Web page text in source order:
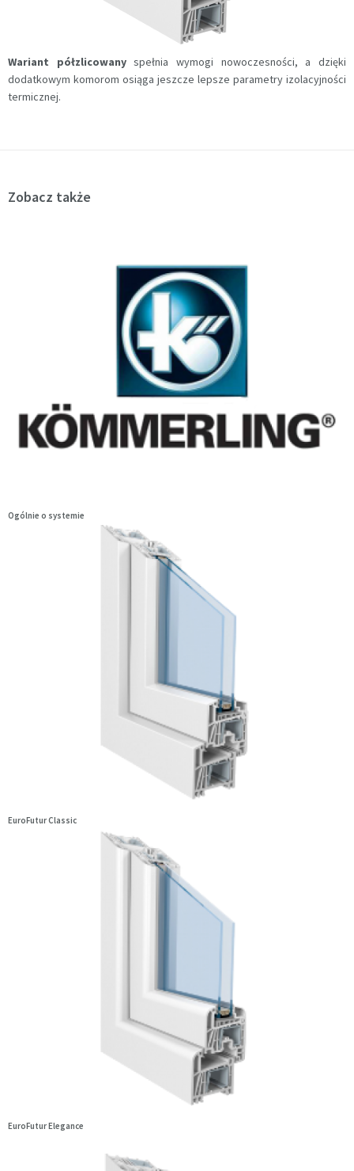
Wariant półzlicowanyspełnia wymogi nowoczesności, a dzięki
dodatkowym komorom osiąga jeszcze lepsze parametry izolacyjności
termicznej.
Zobacz także
Ogólnie o systemie
EuroFutur Classic
EuroFutur Elegance